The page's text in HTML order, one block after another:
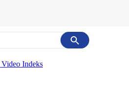
Cancel
Video Indeks